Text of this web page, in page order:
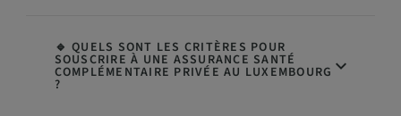
🔹 QUELS SONT LES CRITÈRES POUR
SOUSCRIRE À UNE ASSURANCE SANTÉ
COMPLÉMENTAIRE PRIVÉE AU LUXEMBOURG
?